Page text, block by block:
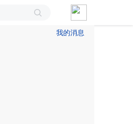
我的消息